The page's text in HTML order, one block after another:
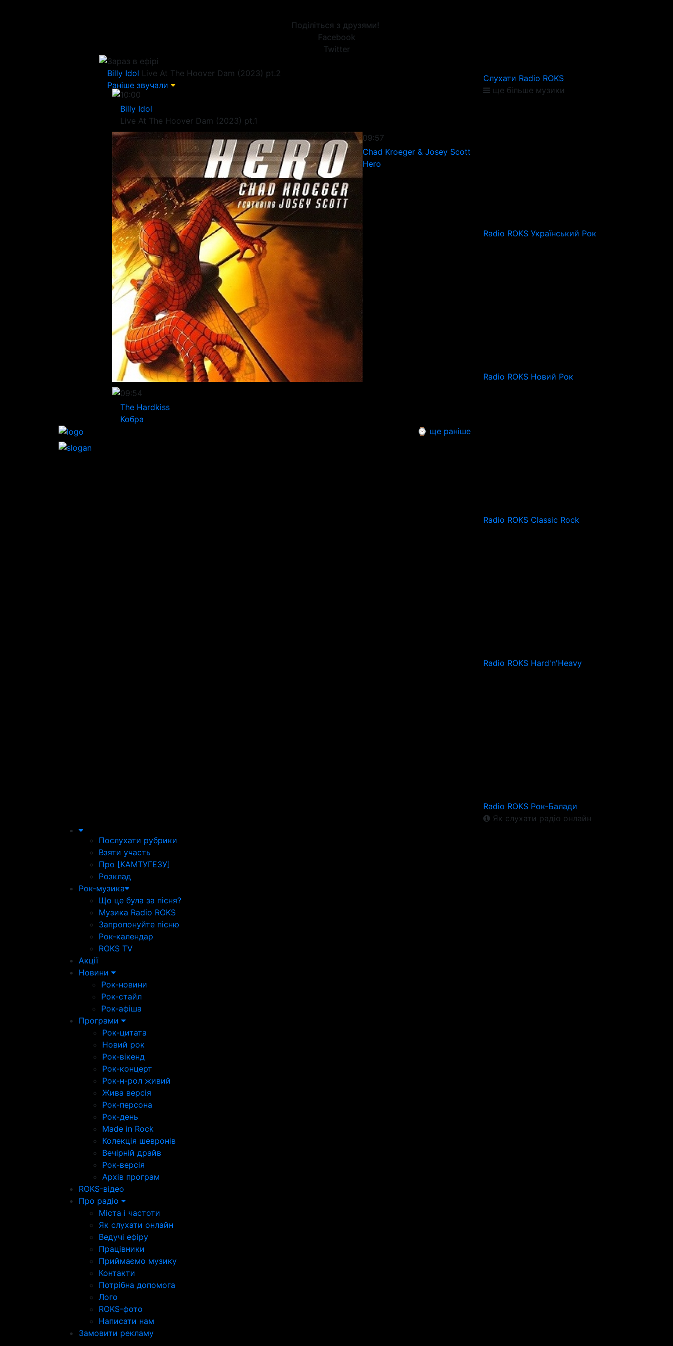
Поділіться з друзями!
Facebook
Twitter
Зараз в ефірі
Billy Idol Live At The Hoover Dam (2023) pt.2
Раніше звучали
10:00
Billy Idol
Live At The Hoover Dam (2023) pt.1
09:57
Chad Kroeger & Josey Scott
Hero
09:54
The Hardkiss
Кобра
⌚ ще раніше
Слухати Radio ROKS
ще більше музики
Radio ROKS Український Рок
Radio ROKS Новий Рок
Radio ROKS Classic Rock
Radio ROKS Hard'n'Heavy
Radio ROKS Рок-Балади
Як слухати радіо онлайн
Послухати рубрики
Взяти участь
Про [КАМТУГЕЗУ]
Розклад
Рок-музика
Що це була за пісня?
Музика Radio ROKS
Запропонуйте пісню
Рок-календар
ROKS TV
Акції
Новини
Рок-новини
Рок-стайл
Рок-афіша
Програми
Рок-цитата
Новий рок
Рок-вікенд
Рок-концерт
Рок-н-рол живий
Жива версія
Рок-персона
Рок-день
Made in Rock
Колекція шевронів
Вечірній драйв
Рок-версія
Архів програм
ROKS-відео
Про радіо
Міста і частоти
Як слухати онлайн
Ведучі ефіру
Працівники
Приймаємо музику
Контакти
Потрібна допомога
Лого
ROKS-фото
Написати нам
Замовити рекламу